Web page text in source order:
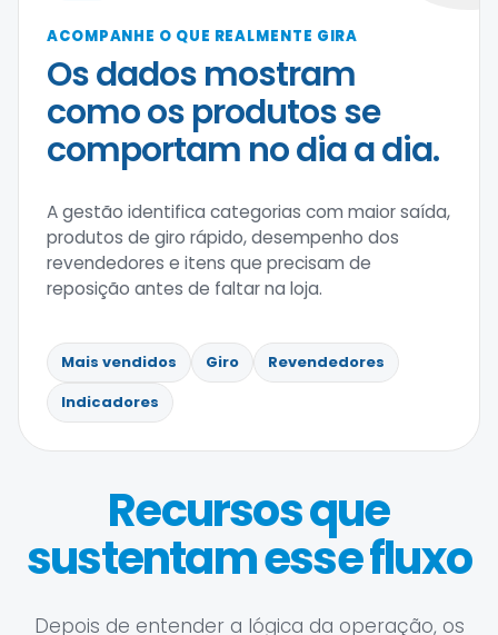
ACOMPANHE O QUE REALMENTE GIRA
Os dados mostram
como os produtos se
comportam no dia a dia.
A gestão identifica categorias com maior saída,
produtos de giro rápido, desempenho dos
revendedores e itens que precisam de
reposição antes de faltar na loja.
Mais vendidos Giro
Revendedores
Indicadores
Recursos que
sustentam esse fluxo
Depois de entender a lógica da operação, os